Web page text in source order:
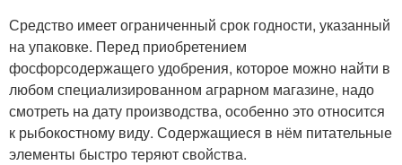
Средство имеет ограниченный срок годности, указанный
на упаковке. Перед приобретением
фосфорсодержащего удобрения, которое можно найти в
любом специализированном аграрном магазине, надо
смотреть на дату производства, особенно это относится
к рыбокостному виду. Содержащиеся в нём питательные
элементы быстро теряют свойства.